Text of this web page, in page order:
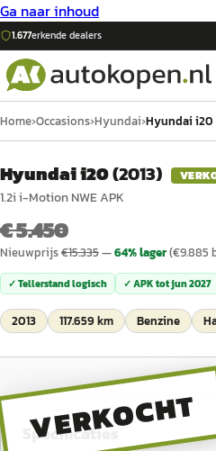
Ga naar inhoud
1.677erkende dealers
Home›Occasions›Hyundai›Hyundai i20
Hyundai i20(2013)
1.2i i-Motion NWE APK
€ 5.450
Nieuwprijs€15.335—64% lager(€9.885
✓ Tellerstand logisch ✓ APK totjun 2027
2013 117.659 km Benzine
VERKOCHT
Specificaties